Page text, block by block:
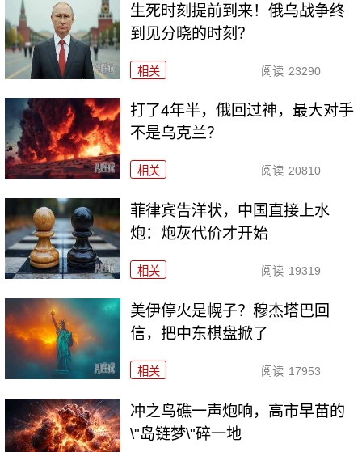
生死时刻提前到来！俄乌战争终
到见分晓的时刻？
相关 阅读 23290
打了4年半，俄回过神，最大对手
不是乌克兰？
相关 阅读 20810
菲律宾告洋状，中国直接上水
炮：炮灰代价才开始
相关 阅读 19319
美伊停火是幌子？穆杰塔巴回
信，把中东棋盘掀了
相关 阅读 17953
冲之鸟礁一声炮响，高市早苗的
\"岛链梦\"碎一地